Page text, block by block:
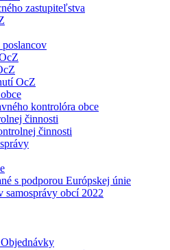
zastupiteľstva
OcZ
kontrolóra obce
činnosti
činnosti
s podporou Európskej únie
obcí 2022